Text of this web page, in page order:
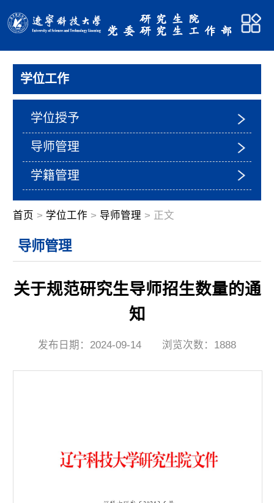
学位工作
学位授予
导师管理
学籍管理
首页 > 学位工作 > 导师管理 > 正文
导师管理
关于规范研究生导师招生数量的通
知
发布日期：2024-09-14 浏览次数： 1888